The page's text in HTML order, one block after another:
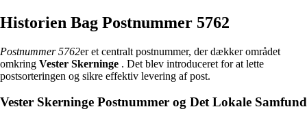
Historien Bag Postnummer 5762
Postnummer 5762er et centralt postnummer, der dækker området
omkring Vester Skerninge . Det blev introduceret for at lette
postsorteringen og sikre effektiv levering af post.
Vester Skerninge Postnummer og Det Lokale Samfund